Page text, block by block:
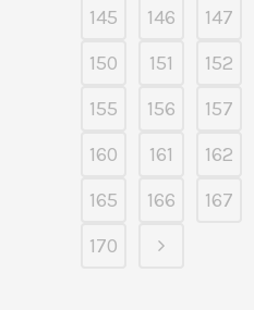
145
146 147
150
151 152
155
156 157
160
161 162
165
166 167
170